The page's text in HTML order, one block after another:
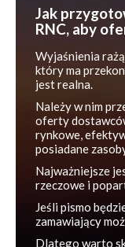
RNC, aby
Wyjaśnienia
który ma
jest realna.
Należy w nim
oferty
rynkowe,
posiadane
Najważniejsze
rzeczowe i
Jeśli pismo
zamawiający
Dlatego warto
przygotowaniu